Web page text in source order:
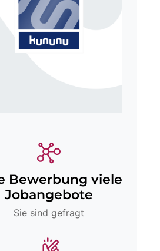
Bewerbung viele
Jobangebote
Sie sind gefragt